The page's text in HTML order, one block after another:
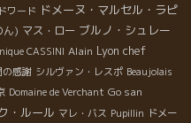
ワード ドメーヌ・マルセル・ラピ
ん) マス・ロー ブルノ・シュレー
CASSINI Alain Lyon chef
感謝 シルヴァン・レスポ Beaujolais
Domaine de Verchant Go san
・ルール マレ・バス Pupillin ドメー